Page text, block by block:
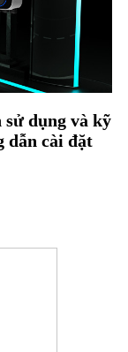
sử dụng và kỹ
dẫn cài đặt